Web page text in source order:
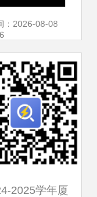
厦门市仙岳小
区范围详解
：2026-08-08
2025学年厦